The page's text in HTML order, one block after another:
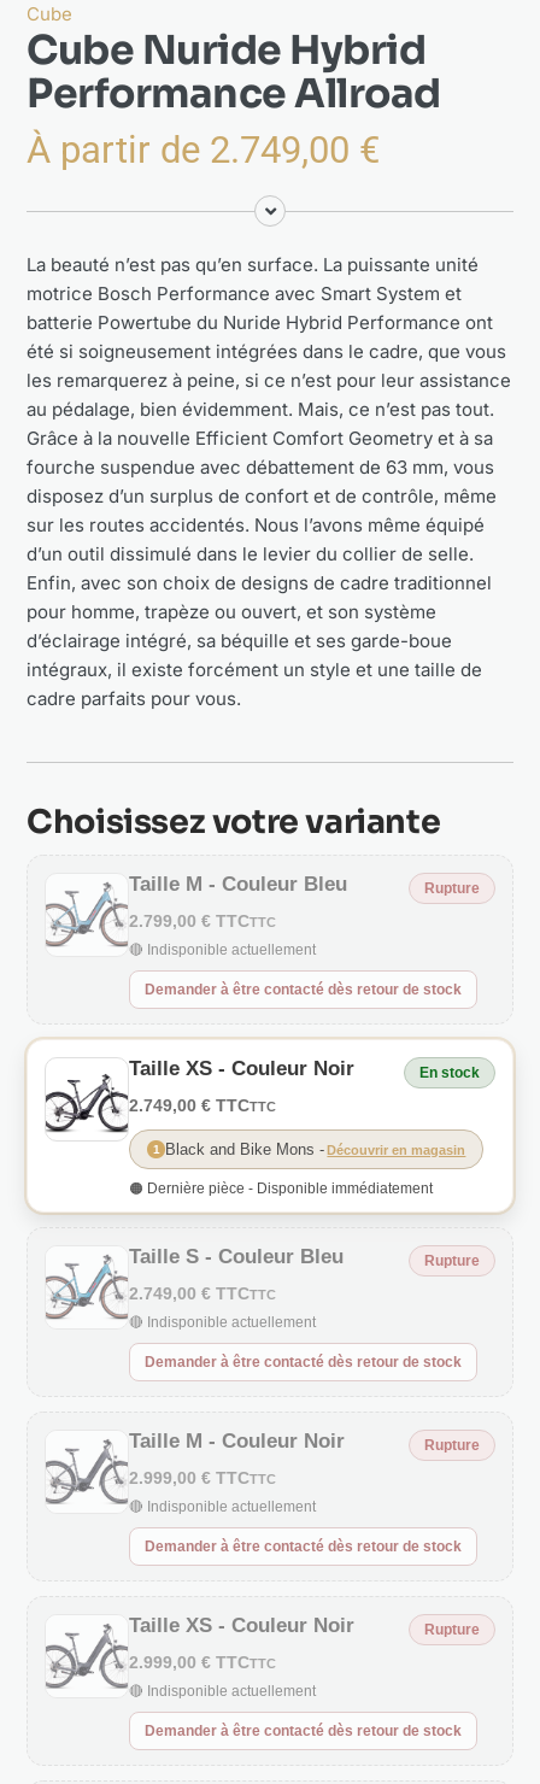
Cube
Cube Nuride Hybrid
Performance Allroad
À partir de 2.749,00 €
La beauté n’est pas qu’en surface. La puissante unité
motrice Bosch Performance avec Smart System et
batterie Powertube du Nuride Hybrid Performance ont
été si soigneusement intégrées dans le cadre, que vous
les remarquerez à peine, si ce n’est pour leur assistance
au pédalage, bien évidemment. Mais, ce n’est pas tout.
Grâce à la nouvelle Efficient Comfort Geometry et à sa
fourche suspendue avec débattement de 63 mm, vous
disposez d’un surplus de confort et de contrôle, même
sur les routes accidentés. Nous l’avons même équipé
d’un outil dissimulé dans le levier du collier de selle.
Enfin, avec son choix de designs de cadre traditionnel
pour homme, trapèze ou ouvert, et son système
d’éclairage intégré, sa béquille et ses garde-boue
intégraux, il existe forcément un style et une taille de
cadre parfaits pour vous.
Choisissez votre variante
Taille M - Couleur Bleu Rupture
2.799,00 € TTCTTC
🔴 Indisponible actuellement
Demander à être contacté dès retour de stock
Taille XS - Couleur Noir En stock
2.749,00 € TTCTTC
1 Black and Bike Mons - Découvrir en magasin
🟠 Dernière pièce - Disponible immédiatement
Taille S - Couleur Bleu Rupture
2.749,00 € TTCTTC
🔴 Indisponible actuellement
Demander à être contacté dès retour de stock
Taille M - Couleur Noir Rupture
2.999,00 € TTCTTC
🔴 Indisponible actuellement
Demander à être contacté dès retour de stock
Taille XS - Couleur Noir Rupture
2.999,00 € TTCTTC
🔴 Indisponible actuellement
Demander à être contacté dès retour de stock